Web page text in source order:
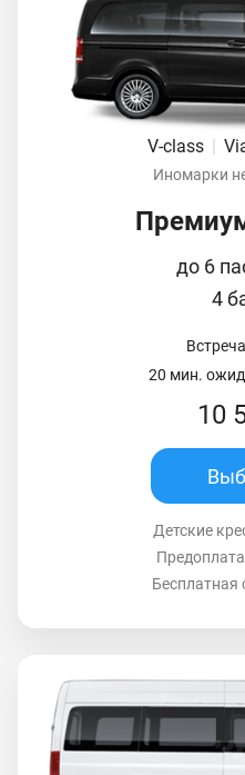
V-class
Иномарки
до 6
4
20 мин.
10
Детские
Предоплата
Бесплатная